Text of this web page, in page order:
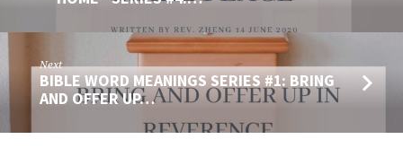
Next
BIBLE WORD MEANINGS SERIES #1: BRING
AND OFFER UP…